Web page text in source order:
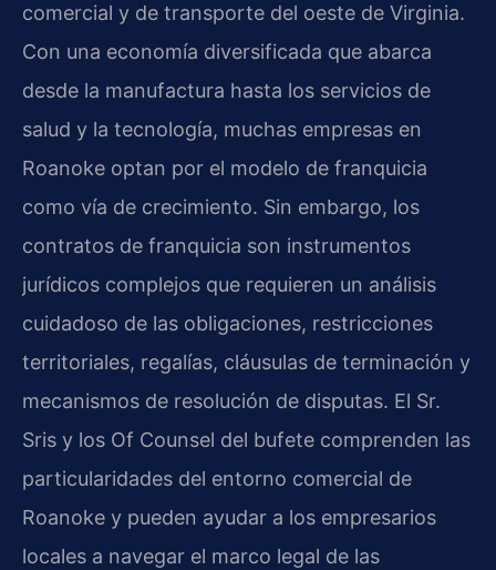
comercial y de transporte del oeste de Virginia.
Con una economía diversificada que abarca
desde la manufactura hasta los servicios de
salud y la tecnología, muchas empresas en
Roanoke optan por el modelo de franquicia
como vía de crecimiento. Sin embargo, los
contratos de franquicia son instrumentos
jurídicos complejos que requieren un análisis
cuidadoso de las obligaciones, restricciones
territoriales, regalías, cláusulas de terminación y
mecanismos de resolución de disputas. El Sr.
Sris y los Of Counsel del bufete comprenden las
particularidades del entorno comercial de
Roanoke y pueden ayudar a los empresarios
locales a navegar el marco legal de las